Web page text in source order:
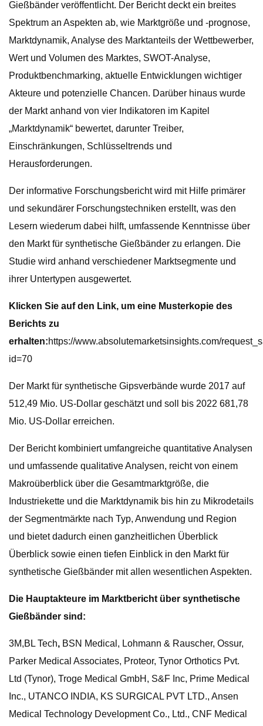
Gießbänder veröffentlicht. Der Bericht deckt ein breites
Spektrum an Aspekten ab, wie Marktgröße und -prognose,
Marktdynamik, Analyse des Marktanteils der Wettbewerber,
Wert und Volumen des Marktes, SWOT-Analyse,
Produktbenchmarking, aktuelle Entwicklungen wichtiger
Akteure und potenzielle Chancen. Darüber hinaus wurde
der Markt anhand von vier Indikatoren im Kapitel
„Marktdynamik“ bewertet, darunter Treiber,
Einschränkungen, Schlüsseltrends und
Herausforderungen.
Der informative Forschungsbericht wird mit Hilfe primärer
und sekundärer Forschungstechniken erstellt, was den
Lesern wiederum dabei hilft, umfassende Kenntnisse über
den Markt für synthetische Gießbänder zu erlangen. Die
Studie wird anhand verschiedener Marktsegmente und
ihrer Untertypen ausgewertet.
Klicken Sie auf den Link, um eine Musterkopie des
Berichts zu
erhalten:https://www.absolutemarketsinsights.com/
id=70
Der Markt für synthetische Gipsverbände wurde 2017 auf
512,49 Mio. US-Dollar geschätzt und soll bis 2022 681,78
Mio. US-Dollar erreichen.
Der Bericht kombiniert umfangreiche quantitative Analysen
und umfassende qualitative Analysen, reicht von einem
Makroüberblick über die Gesamtmarktgröße, die
Industriekette und die Marktdynamik bis hin zu Mikrodetails
der Segmentmärkte nach Typ, Anwendung und Region
und bietet dadurch einen ganzheitlichen Überblick
Überblick sowie einen tiefen Einblick in den Markt für
synthetische Gießbänder mit allen wesentlichen Aspekten.
Die Hauptakteure im Marktbericht über synthetische
Gießbänder sind:
3M,BL Tech, BSN Medical, Lohmann & Rauscher, Ossur,
Parker Medical Associates, Proteor, Tynor Orthotics Pvt.
Ltd (Tynor), Troge Medical GmbH, S&F Inc, Prime Medical
Inc., UTANCO INDIA, KS SURGICAL PVT LTD., Ansen
Medical Technology Development Co., Ltd., CNF Medical